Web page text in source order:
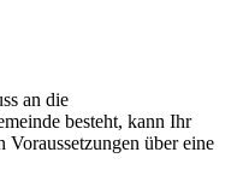
an die
besteht, kann Ihr
über eine